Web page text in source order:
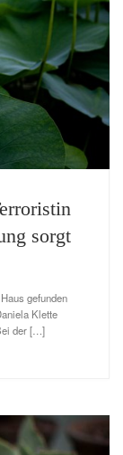
sorgt
gefunden
Klette
der […]